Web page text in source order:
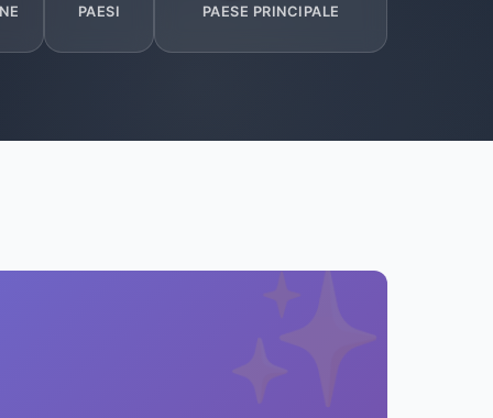
PAESI PAESE PRINCIPALE
✨